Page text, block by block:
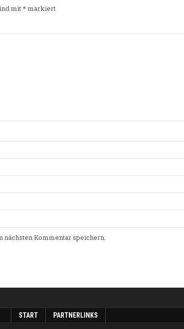
mit* markiert
Kommentar speichern.
START PARTNERLINKS